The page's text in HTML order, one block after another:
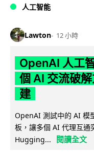
人工智能
Lawton 12 小時
OpenAI 人工
個 AI 交流破
建
OpenAI 測試中的 AI 模
板，讓多個 AI 代理互通
Hugging...
閱讀全文